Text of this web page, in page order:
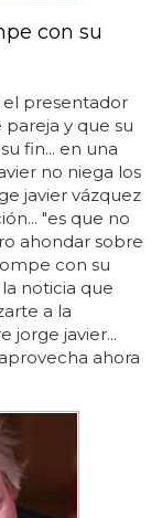
con su
el presentador
pareja y que su
fin... en una
no niega los
javier vázquez
"es que no
ahondar sobre
con su
noticia que
a la
jorge javier...
ahora